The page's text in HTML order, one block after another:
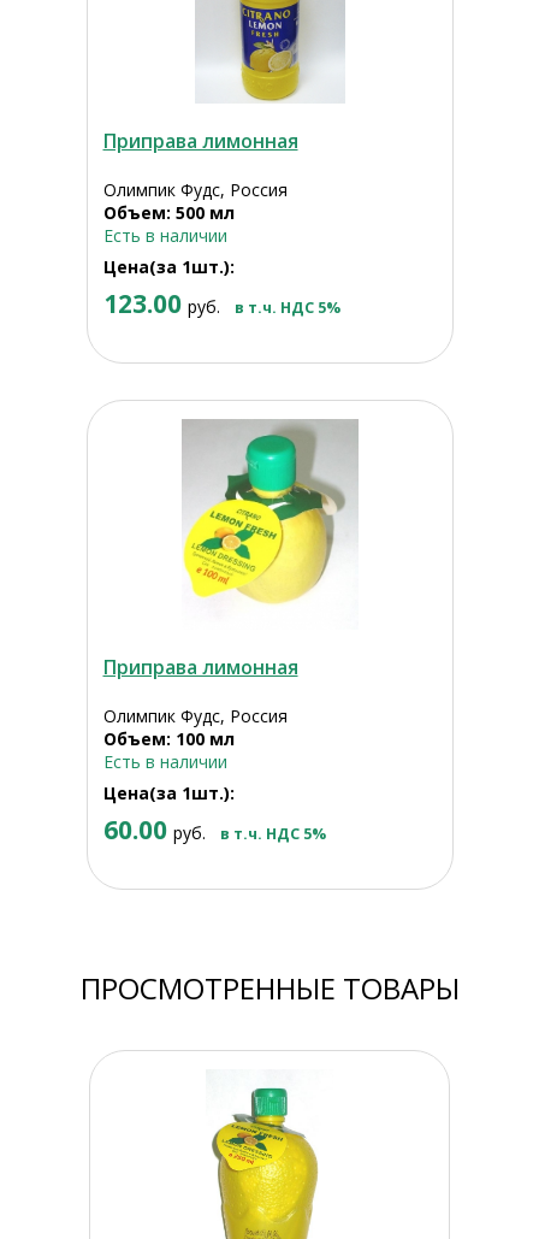
Приправа лимонная
Олимпик Фудс, Россия
Объем: 500 мл
Есть в наличии
Цена(за 1шт.):
123.00 руб. в т.ч. НДС 5%
Приправа лимонная
Олимпик Фудс, Россия
Объем: 100 мл
Есть в наличии
Цена(за 1шт.):
60.00 руб. в т.ч. НДС 5%
ПРОСМОТРЕННЫЕ ТОВАРЫ